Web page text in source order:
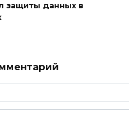
защиты данных в